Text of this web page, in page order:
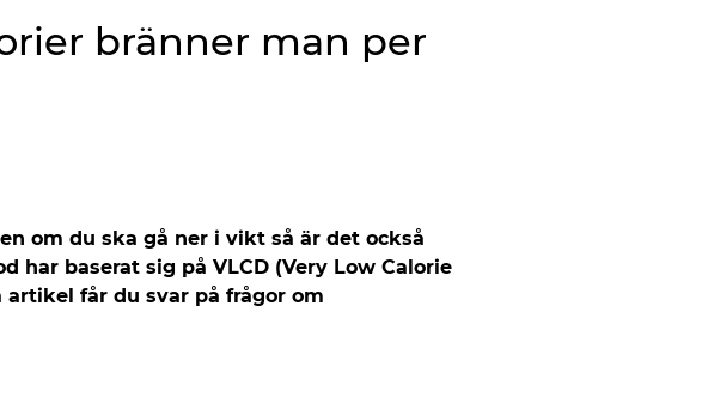
bränner man per
om du ska gå ner i vikt så är det också
baserat sig på VLCD (Very Low Calorie
artikel får du svar på frågor om